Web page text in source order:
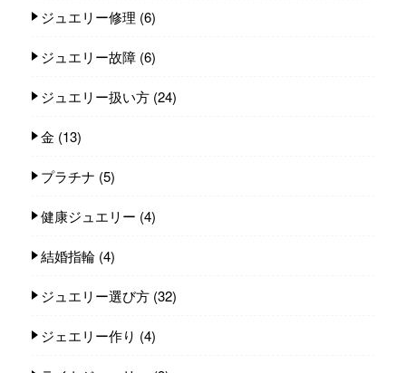
ジュエリー修理 (6)
ジュエリー故障 (6)
ジュエリー扱い方 (24)
金 (13)
プラチナ (5)
健康ジュエリー (4)
結婚指輪 (4)
ジュエリー選び方 (32)
ジェエリー作り (4)